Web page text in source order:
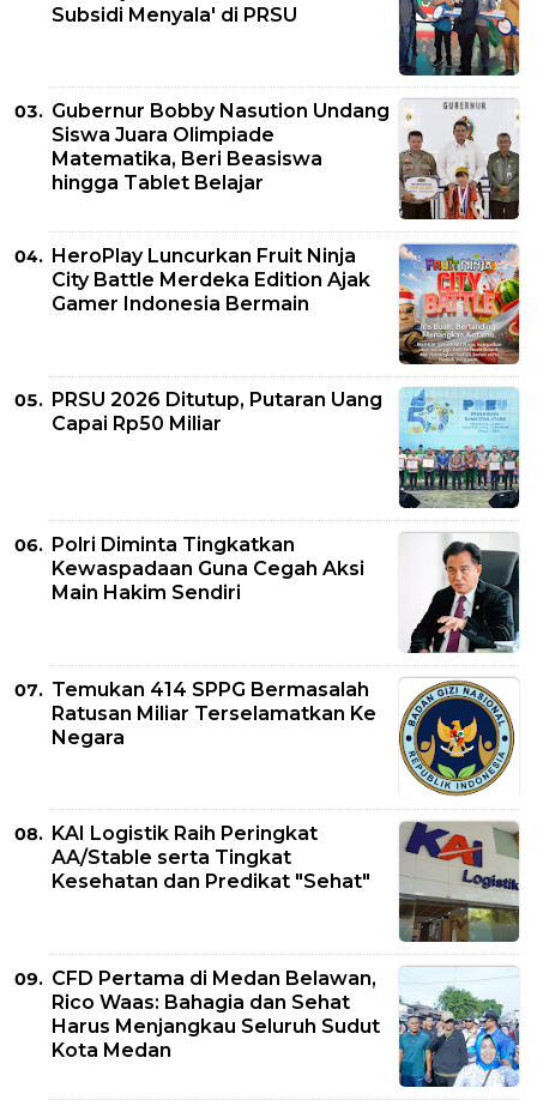
Subsidi Menyala' di PRSU
Gubernur Bobby Nasution Undang
Siswa Juara Olimpiade
Matematika, Beri Beasiswa
hingga Tablet Belajar
HeroPlay Luncurkan Fruit Ninja
City Battle Merdeka Edition Ajak
Gamer Indonesia Bermain
PRSU 2026 Ditutup, Putaran Uang
Capai Rp50 Miliar
Polri Diminta Tingkatkan
Kewaspadaan Guna Cegah Aksi
Main Hakim Sendiri
Temukan 414 SPPG Bermasalah
Ratusan Miliar Terselamatkan Ke
Negara
KAI Logistik Raih Peringkat
AA/Stable serta Tingkat
Kesehatan dan Predikat "Sehat"
CFD Pertama di Medan Belawan,
Rico Waas: Bahagia dan Sehat
Harus Menjangkau Seluruh Sudut
Kota Medan